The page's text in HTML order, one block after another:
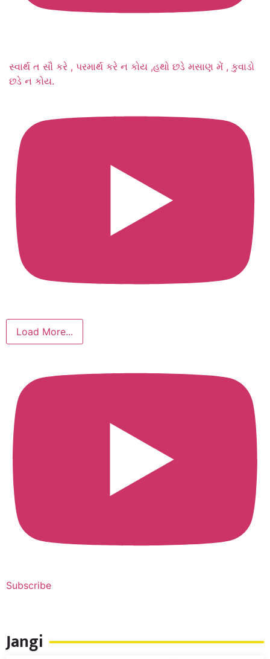
સ્વાર્થ ત સૌ કરે , પરમાર્થ કરે ન કોય ,હથો છડે મસાણ મેં , કુવાડો
છડે ન કોય.
Load More...
Subscribe
Jangi